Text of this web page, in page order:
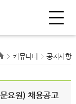
커뮤니티 공지사항
요원) 채용공고